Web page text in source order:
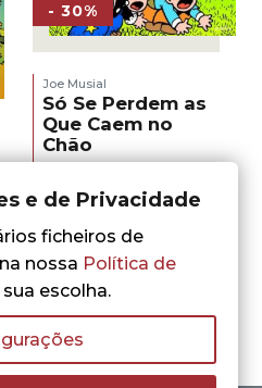
- 30%
Joe Musial
Só Se Perdem as
Que Caem no
Chão
preço
era:
7,57 €.
preço
é:
5,30 €.
LER MAIS
e de Privacidade
ficheiros de
nossa Política de
escolha.